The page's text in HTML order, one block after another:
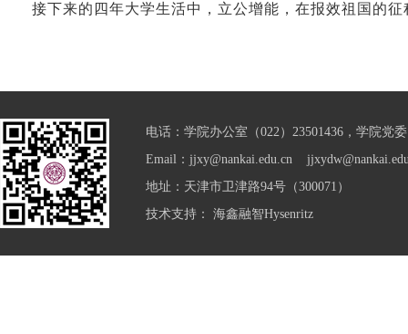
接下来的四年大学生活中，立公增能，在报效祖国的
电话：学院办公室（022）23501436，学院党
Email：jjxy@nankai.edu.cn
地址：天津市卫津路94号（300071）
技术支持： 海鑫融智Hysenritz